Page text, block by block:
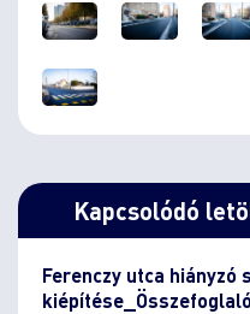
Kapcsolódó
Ferenczy utca hiányzó
kiépítése_Összefoglaló